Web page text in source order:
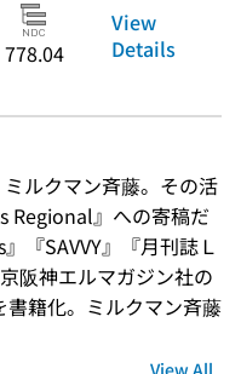
778.04
View
Details
ルクマン斉藤。その活
Regional』への寄稿だ
『SAVVY』『月刊誌Ｌ
阪神エルマガジン社の
籍化。ミルクマン斉藤
View All